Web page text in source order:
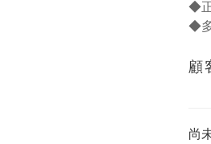
◆正
◆多
顧
尚